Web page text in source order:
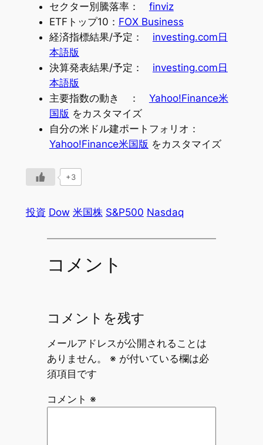
セクター別騰落率： finviz
ETFトップ10： FOX Business
経済指標結果/予定： investing.com日
本語版
決算発表結果/予定： investing.com日
本語版
主要指数の動き ： Yahoo!Finance米
国版 をカスタマイズ
自分の米ドル建ポートフォリオ：
Yahoo!Finance米国版 をカスタマイズ
+3
投資 Dow 米国株 S&P500 Nasdaq
コメント
コメントを残す
メールアドレスが公開されることは
ありません。
※ が付いている欄は必
須項目です
コメント ※